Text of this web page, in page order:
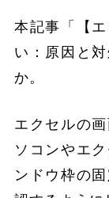
本記事「【
い：原因と
か。
エクセルの
ソコンやエ
ンドウ枠の